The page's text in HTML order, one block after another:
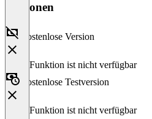
Versionen
Kostenlose Version
Diese Funktion ist nicht verfügbar
Kostenlose Testversion
Diese Funktion ist nicht verfügbar